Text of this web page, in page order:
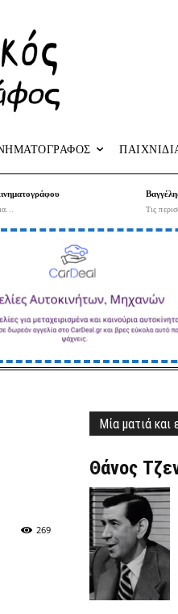
Τις
269
Μία ματιά και
Θάνος